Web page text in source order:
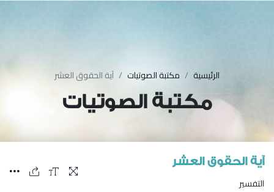
الرئيسية مكتبة الصوتيات آية الحقوق العشر
مكتبة الصوتيات
آية الحقوق العشر
التفسير